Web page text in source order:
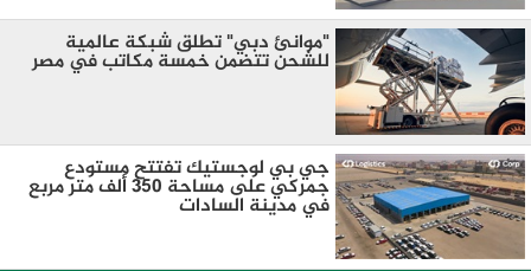
"موانئ دبي" تطلق شبكة عالمية
للشحن تتضمن خمسة مكاتب في مصر
جي بي لوجستيك تفتتح مستودع
جمركي على مساحة 350 ألف متر مربع
في مدينة السادات